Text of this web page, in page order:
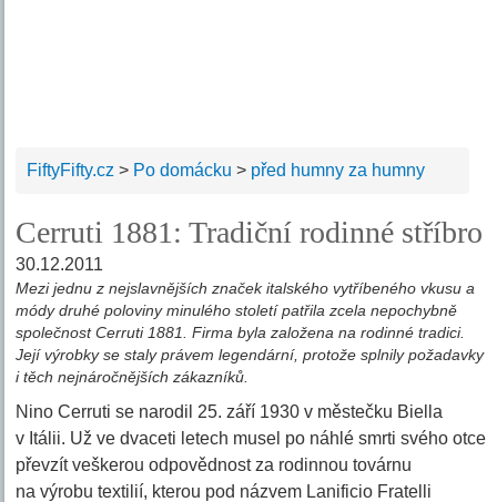
FiftyFifty.cz > Po domácku > před humny za humny
Cerruti 1881: Tradiční rodinné stříbro
30.12.2011
Mezi jednu z nejslavnějších značek italského vytříbeného vkusu a
módy druhé poloviny minulého století patřila zcela nepochybně
společnost Cerruti 1881. Firma byla založena na rodinné tradici.
Její výrobky se staly právem legendární, protože splnily požadavky
i těch nejnáročnějších zákazníků.
Nino Cerruti se narodil 25. září 1930 v městečku Biella
v Itálii. Už ve dvaceti letech musel po náhlé smrti svého otce
převzít veškerou odpovědnost za rodinnou továrnu
na výrobu textilií, kterou pod názvem Lanificio Fratelli